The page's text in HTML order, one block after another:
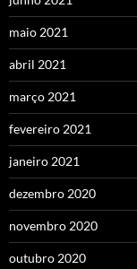
maio 2021
abril 2021
março 2021
fevereiro 2021
janeiro 2021
dezembro 2020
novembro 2020
outubro 2020